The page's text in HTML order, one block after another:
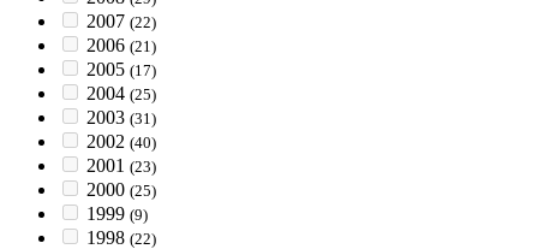
2007 (22)
2006 (21)
2005 (17)
2004 (25)
2003 (31)
2002 (40)
2001 (23)
2000 (25)
1999 (9)
1998 (22)